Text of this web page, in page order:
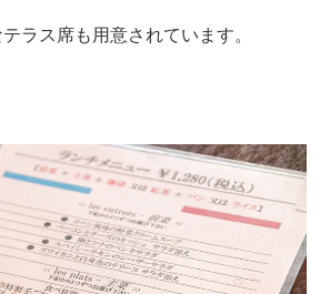
ラス席も用意されています。